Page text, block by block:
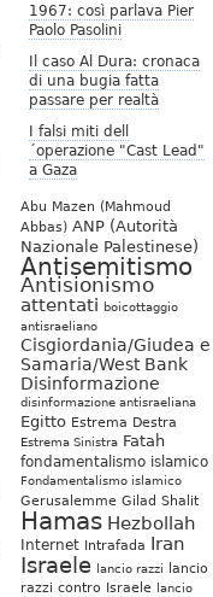
1967: così parlava Pier
Paolo Pasolini
Il caso Al Dura: cronaca
di una bugia fatta
passare per realtà
I falsi miti dell
´operazione "Cast Lead"
a Gaza
Abu Mazen (Mahmoud
Abbas) ANP (Autorità
Nazionale Palestinese)
Antisemitismo
Antisionismo
attentati boicottaggio
antisraeliano
Cisgiordania/Giudea e
Samaria/West Bank
Disinformazione
disinformazione antisraeliana
Egitto Estrema Destra
Estrema Sinistra Fatah
fondamentalismo islamico
Fondamentalismo islamico
Gerusalemme Gilad Shalit
Hamas Hezbollah
Internet Intrafada Iran
Israele lancio razzi
lancio
razzi contro Israele lancio